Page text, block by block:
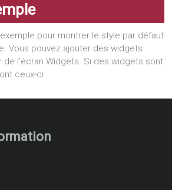
pour montrer le style par défaut
Vous pouvez ajouter des widgets
de l'écran Widgets. Si des widgets sont
ceux-ci